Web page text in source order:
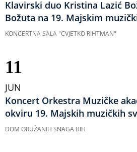
Klavirski duo Kristina Lazić
Božuta na 19. Majskim
KONCERTNA SALA "CVJETKO RIHTMAN"
11
JUN
Koncert Orkestra Muzičke
okviru 19. Majskih muzičkih
DOM ORUŽANIH SNAGA BIH